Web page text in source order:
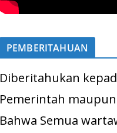
PEMBERITAHUAN
Diberitahukan
Pemerintah
Bahwa Semua